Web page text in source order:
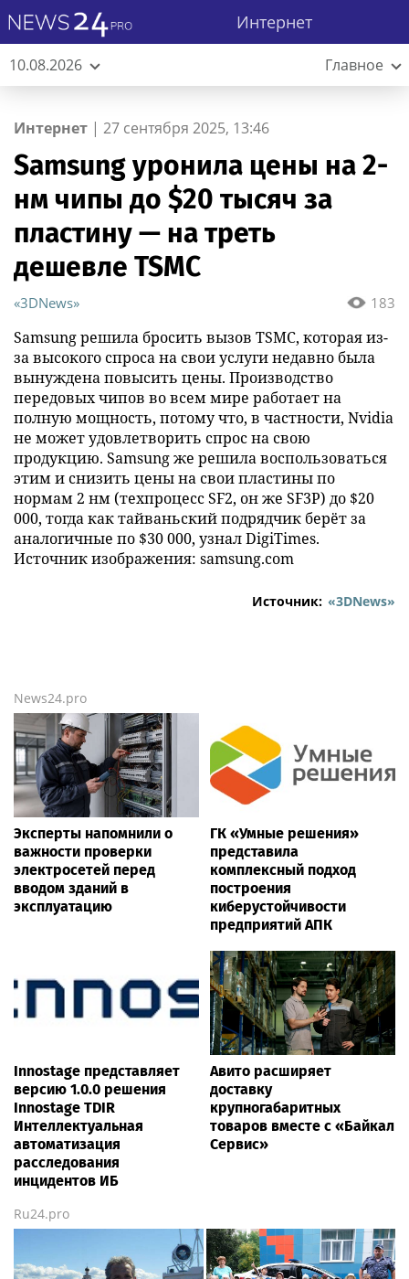
Интернет
10.08.2026 Главное
Интернет | 27 сентября 2025, 13:46
Samsung уронила цены на 2-
нм чипы до $20 тысяч за
пластину — на треть
дешевле TSMC
183
«3DNews»
Samsung решила бросить вызов TSMC, которая из-
за высокого спроса на свои услуги недавно была
вынуждена повысить цены. Производство
передовых чипов во всем мире работает на
полную мощность, потому что, в частности, Nvidia
не может удовлетворить спрос на свою
продукцию. Samsung же решила воспользоваться
этим и снизить цены на свои пластины по
нормам 2 нм (техпроцесс SF2, он же SF3P) до $20
000, тогда как тайваньский подрядчик берёт за
аналогичные по $30 000, узнал DigiTimes.
Источник изображения: samsung.com
Источник: «3DNews»
News24.pro
Эксперты напомнили о
важности проверки
электросетей перед
вводом зданий в
эксплуатацию
ГК «Умные решения»
представила
комплексный подход
построения
киберустойчивости
предприятий АПК
Innostage представляет
версию 1.0.0 решения
Innostage TDIR
Интеллектуальная
автоматизация
расследования
инцидентов ИБ
Авито расширяет
доставку
крупногабаритных
товаров вместе с «Байкал
Сервис»
Ru24.pro